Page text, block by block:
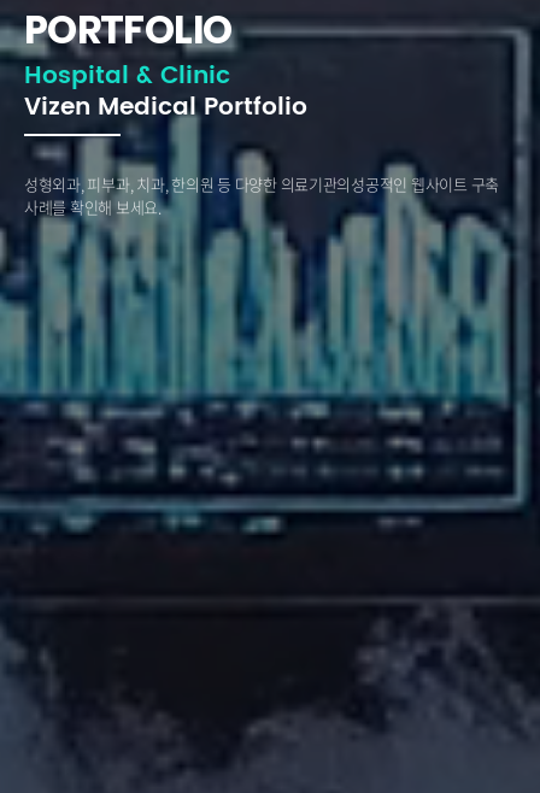
PORTFOLIO
Hospital & Clinic
Vizen Medical Portfolio
성형외과, 피부과, 치과, 한의원 등 다양한 의료기관의성공적인 웹사이트 구축
사례를 확인해 보세요.